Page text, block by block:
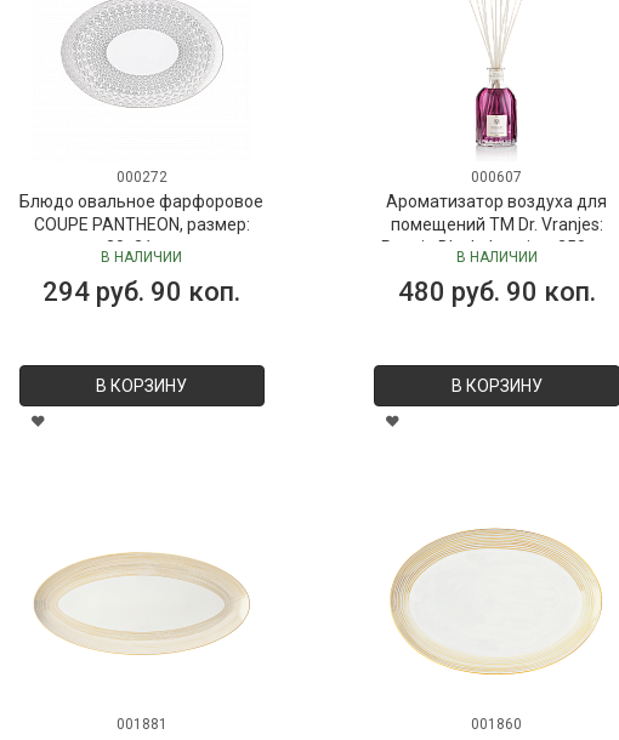
000272
Блюдо овальное фарфоровое
COUPE PANTHEON, размер:
30х21 см
В НАЛИЧИИ
294 руб. 90 коп.
В КОРЗИНУ
000607
Ароматизатор воздуха для
помещений ТМ Dr. Vranjes:
Peonia Black Jasmine, 250 мл
Vranjes
В НАЛИЧИИ
480 руб. 90 коп.
В КОРЗИНУ
001881 001860